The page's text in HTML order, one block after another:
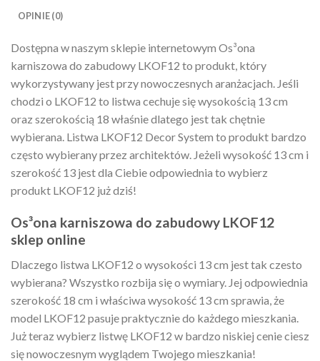
OPINIE (0)
Dostępna w naszym sklepie internetowym Os³ona
karniszowa do zabudowy LKOF12 to produkt, który
wykorzystywany jest przy nowoczesnych aranżacjach. Jeśli
chodzi o LKOF12 to listwa cechuje się wysokością 13 cm
oraz szerokością 18 właśnie dlatego jest tak chętnie
wybierana. Listwa LKOF12 Decor System to produkt bardzo
często wybierany przez architektów. Jeżeli wysokość 13 cm i
szerokość 13 jest dla Ciebie odpowiednia to wybierz
produkt LKOF12 już dziś!
Os³ona karniszowa do zabudowy LKOF12
sklep online
Dlaczego listwa LKOF12 o wysokości 13 cm jest tak czesto
wybierana? Wszystko rozbija się o wymiary. Jej odpowiednia
szerokość 18 cm i właściwa wysokość 13 cm sprawia, że
model LKOF12 pasuje praktycznie do każdego mieszkania.
Już teraz wybierz listwę LKOF12 w bardzo niskiej cenie ciesz
się nowoczesnym wyglądem Twojego mieszkania!